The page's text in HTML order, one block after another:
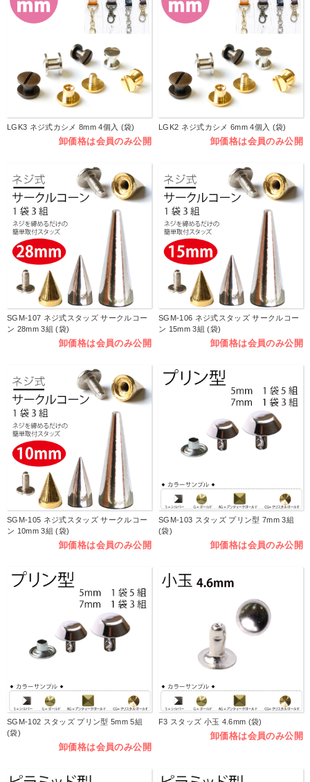
LGK3 ネジ式カシメ 8mm 4個入 (袋)
卸価格は会員のみ公開
LGK2 ネジ式カシメ 6mm 4個入 (袋)
卸価格は会員のみ公開
SGM-107 ネジ式スタッズ サークルコー
ン 28mm 3組 (袋)
卸価格は会員のみ公開
SGM-106 ネジ式スタッズ サークルコー
ン 15mm 3組 (袋)
卸価格は会員のみ公開
SGM-105 ネジ式スタッズ サークルコー
ン 10mm 3組 (袋)
卸価格は会員のみ公開
SGM-103 スタッズ プリン型 7mm 3組
(袋)
卸価格は会員のみ公開
SGM-102 スタッズ プリン型 5mm 5組
(袋)
卸価格は会員のみ公開
F3 スタッズ 小玉 4.6mm (袋)
卸価格は会員のみ公開